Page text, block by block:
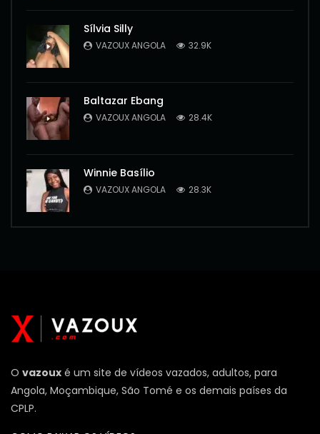
Sílvia Silly
VAZOUX ANGOLA 32.9K
Baltazar Ebang
VAZOUX ANGOLA 28.4K
Winnie Basílio
VAZOUX ANGOLA 28.3K
O vazoux é um site de vídeos vazados, adultos, para
Angola, Moçambique, São Tomé e os demais países da
CPLP.